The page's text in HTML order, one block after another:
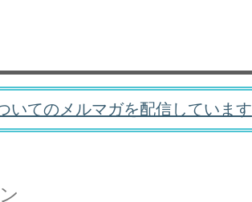
いてのメルマガを配信しています